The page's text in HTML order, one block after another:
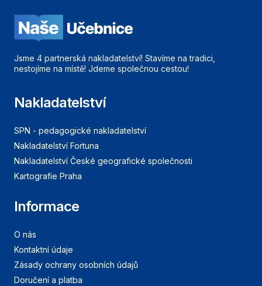
Jsme 4 partnerská nakladatelství! Stavíme na tradici,
nestojíme na místě! Jdeme společnou cestou!
Nakladatelství
SPN - pedagogické nakladatelství
Nakladatelství Fortuna
Nakladatelství České geografické společnosti
Kartografie Praha
Informace
O nás
Kontaktní údaje
Zásady ochrany osobních údajů
Doručení a platba